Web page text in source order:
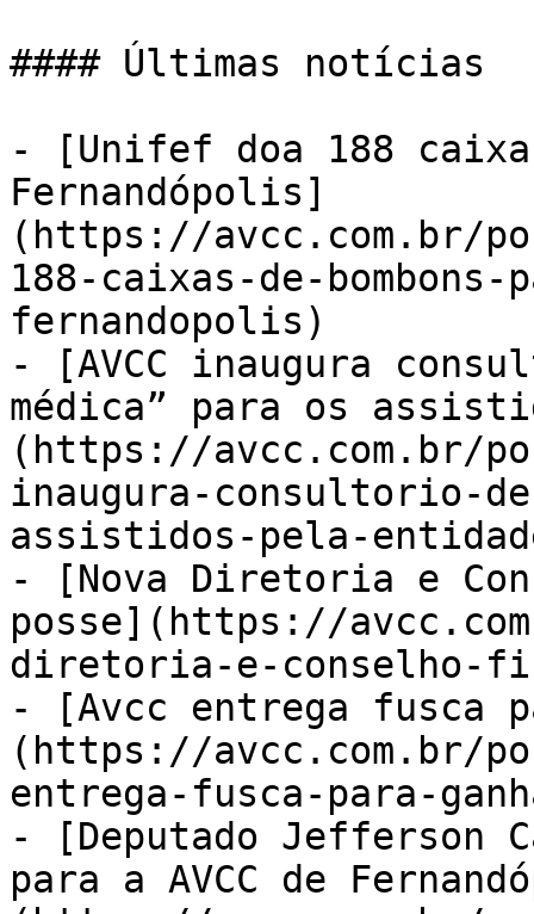
#### Últimas notícias
- [Unifef doa 188 caixas
Fernandópolis]
(https://avcc.com.br/
188-caixas-de-
fernandopolis)
- [AVCC inaugura
médica” para os
(https://avcc.com.br/
inaugura-consultorio-
assistidos-pela-
- [Nova Diretoria e
posse](https://
diretoria-e-conselho-
- [Avcc entrega fusca
(https://avcc.com.br/
entrega-fusca-para-
- [Deputado Jefferson
para a AVCC de